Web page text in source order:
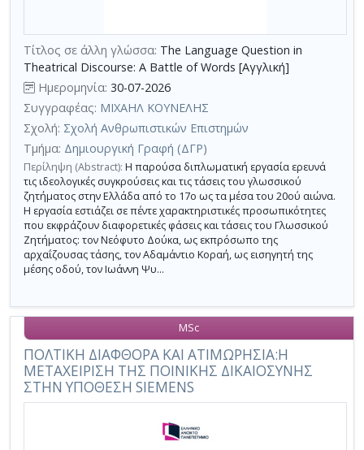
Τίτλος σε άλλη γλώσσα: The Language Question in
Theatrical Discourse: A Battle of Words [Αγγλική]
Ημερομηνία: 30-07-2026
Συγγραφέας: ΜΙΧΑΗΛ ΚΟΥΝΕΛΗΣ
Σχολή: Σχολή Ανθρωπιστικών Επιστημών
Τμήμα: Δημιουργική Γραφή (ΔΓΡ)
Περίληψη (Abstract): Η παρούσα διπλωματική εργασία ερευνά
τις ιδεολογικές συγκρούσεις και τις τάσεις του γλωσσικού
ζητήματος στην Ελλάδα από το 17ο ως τα μέσα του 20ού αιώνα.
Η εργασία εστιάζει σε πέντε χαρακτηριστικές προσωπικότητες
που εκφράζουν διαφορετικές φάσεις και τάσεις του Γλωσσικού
Ζητήματος: τον Νεόφυτο Δούκα, ως εκπρόσωπο της
αρχαΐζουσας τάσης, τον Αδαμάντιο Κοραή, ως εισηγητή της
μέσης οδού, τον Ιωάννη Ψυ...
ΠΟΛΤΙΚΗ ΔΙΑΦΘΟΡΑ ΚΑΙ ΑΤΙΜΩΡΗΣΙΑ:Η
ΜΕΤΑΧΕΙΡΙΣΗ ΤΗΣ ΠΟΙΝΙΚΗΣ ΔΙΚΑΙΟΣΥΝΗΣ
ΣΤΗΝ ΥΠΟΘΕΣΗ SIEMENS
MSc